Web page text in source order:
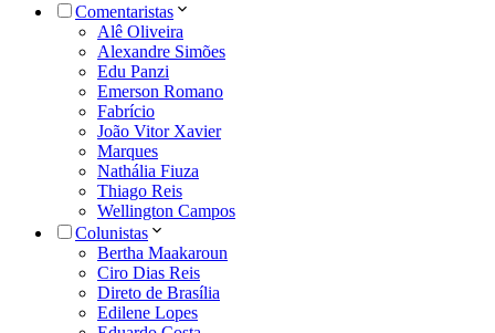
Comentaristas
Alê Oliveira
Alexandre Simões
Edu Panzi
Emerson Romano
Fabrício
João Vitor Xavier
Marques
Nathália Fiuza
Thiago Reis
Wellington Campos
Colunistas
Bertha Maakaroun
Ciro Dias Reis
Direto de Brasília
Edilene Lopes